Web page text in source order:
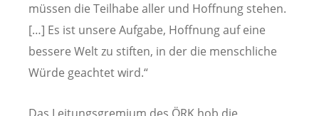
müssen die Teilhabe aller und Hoffnung stehen.
[…] Es ist unsere Aufgabe, Hoffnung auf eine
bessere Welt zu stiften, in der die menschliche
Würde geachtet wird.“